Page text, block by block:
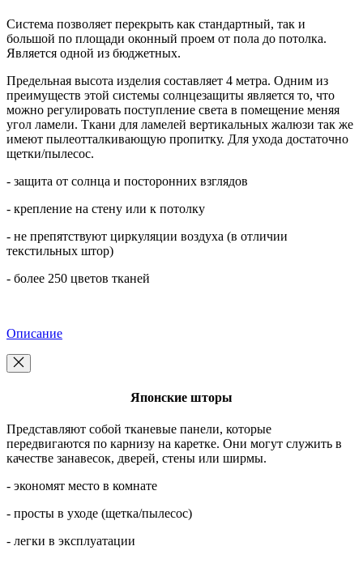
Система позволяет перекрыть как стандартный, так и
большой по площади оконный проем от пола до потолка.
Является одной из бюджетных.
Предельная высота изделия составляет 4 метра. Одним из
преимуществ этой системы солнцезащиты является то, что
можно регулировать поступление света в помещение меняя
угол ламели. Ткани для ламелей вертикальных жалюзи так же
имеют пылеотталкивающую пропитку. Для ухода достаточно
щетки/пылесос.
- защита от солнца и посторонних взглядов
- крепление на стену или к потолку
- не препятствуют циркуляции воздуха (в отличии
текстильных штор)
- более 250 цветов тканей
Описание
Японские шторы
Представляют собой тканевые панели, которые
передвигаются по карнизу на каретке. Они могут служить в
качестве занавесок, дверей, стены или ширмы.
- экономят место в комнате
- просты в уходе (щетка/пылесос)
- легки в эксплуатации